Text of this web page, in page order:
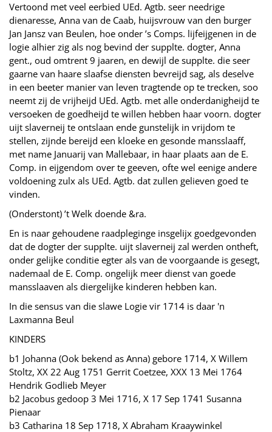
Vertoond met veel eerbied UEd. Agtb. seer needrige
dienaresse, Anna van de Caab, huijsvrouw van den burger
Jan Jansz van Beulen, hoe onder ’s Comps. lijfeijgenen in de
logie alhier zig als nog bevind der supplte. dogter, Anna
gent., oud omtrent 9 jaaren, en dewijl de supplte. die seer
gaarne van haare slaafse diensten bevreijd sag, als deselve
in een beeter manier van leven tragtende op te trecken, soo
neemt zij de vrijheijd UEd. Agtb. met alle onderdanigheijd te
versoeken de goedheijd te willen hebben haar voorn. dogter
uijt slaverneij te ontslaan ende gunstelijk in vrijdom te
stellen, zijnde bereijd een kloeke en gesonde mansslaaff,
met name Januarij van Mallebaar, in haar plaats aan de E.
Comp. in eijgendom over te geeven, ofte wel eenige andere
voldoening zulx als UEd. Agtb. dat zullen gelieven goed te
vinden.
(Onderstont) ’t Welk doende &ra.
En is naar gehoudene raadpleginge insgelijx goedgevonden
dat de dogter der supplte. uijt slaverneij zal werden ontheft,
onder gelijke conditie egter als van de voorgaande is gesegt,
nademaal de E. Comp. ongelijk meer dienst van goede
mansslaaven als diergelijke kinderen hebben kan.
In die sensus van die slawe Logie vir 1714 is daar 'n
Laxmanna Beul
KINDERS
b1 Johanna (Ook bekend as Anna) gebore 1714, X Willem
Stoltz, XX 22 Aug 1751 Gerrit Coetzee, XXX 13 Mei 1764
Hendrik Godlieb Meyer
b2 Jacobus gedoop 3 Mei 1716, X 17 Sep 1741 Susanna
Pienaar
b3 Catharina 18 Sep 1718, X Abraham Kraaywinkel